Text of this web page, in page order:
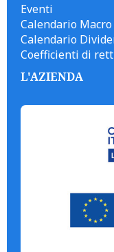
Eventi
Calendario Macro
Calendario
Coefficienti di
L'AZIENDA